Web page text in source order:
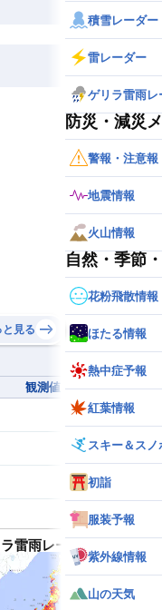
と見る
観測値
雷雨レーダー 世界
積雪レーダー
雷レーダー
ゲリラ雷雨レ
防災・減災
警報・注意報
地震情報
火山情報
自然・季節
花粉飛散情報
ほたる情報
熱中症予報
紅葉情報
スキー＆スノ
初詣
服装予報
紫外線情報
山の天気